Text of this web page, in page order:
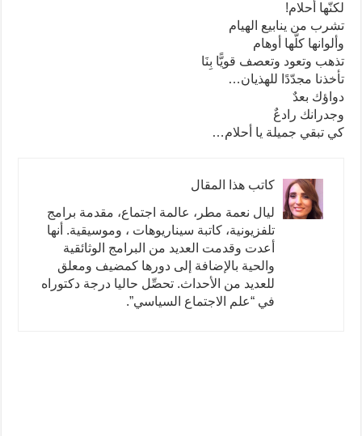
لكنّها أحلام!
تشرب من ينابيع الهيام
وألوانها كلّها أوهام
تذهب وتعود وتعصف قويًّا بِنَا
تأخذنا مجدّدًا للهذيان…
دواؤك بعدٌ
وجدرانك رادعٌ
كي تبقي جميلة يا أحلام…
كاتب هذا المقال
ليال نعمة مطر، عالمة اجتماع، مقدمة برامج
تلفزيونية، كاتبة سيناريوهات ، وموسيقية. أنها
أعدت وقدمت العديد من البرامج الوثائقية
والحية بالإضافة إلى دورها كمضيف ومعلق
للعديد من الأحداث. تحصِّل حاليا درجة دكتوراه
في “علم الاجتماع السياسي”.